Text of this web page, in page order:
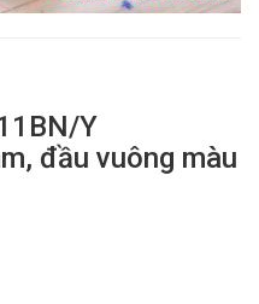
Y
đầu vuông màu